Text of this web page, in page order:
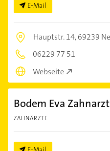
E-Mail
Hauptstr. 14,69239
06229 77 51
Webseite
Bodem Eva
ZAHNÄRZTE